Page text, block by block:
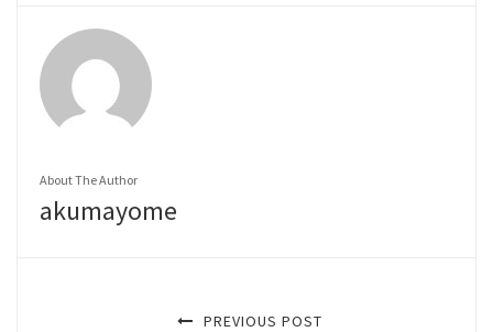
About The Author
akumayome
PREVIOUS POST